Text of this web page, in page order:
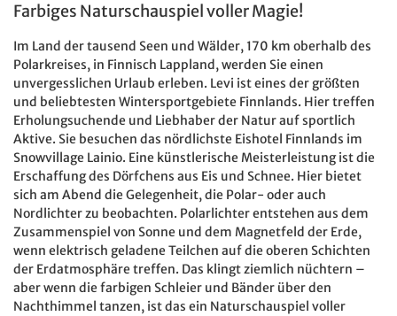
Farbiges Naturschauspiel voller Magie!
Im Land der tausend Seen und Wälder, 170 km oberhalb des
Polarkreises, in Finnisch Lappland, werden Sie einen
unvergesslichen Urlaub erleben. Levi ist eines der größten
und beliebtesten Wintersportgebiete Finnlands. Hier treffen
Erholungsuchende und Liebhaber der Natur auf sportlich
Aktive. Sie besuchen das nördlichste Eishotel Finnlands im
Snowvillage Lainio. Eine künstlerische Meisterleistung ist die
Erschaffung des Dörfchens aus Eis und Schnee. Hier bietet
sich am Abend die Gelegenheit, die Polar- oder auch
Nordlichter zu beobachten. Polarlichter entstehen aus dem
Zusammenspiel von Sonne und dem Magnetfeld der Erde,
wenn elektrisch geladene Teilchen auf die oberen Schichten
der Erdatmosphäre treffen. Das klingt ziemlich nüchtern –
aber wenn die farbigen Schleier und Bänder über den
Nachthimmel tanzen, ist das ein Naturschauspiel voller